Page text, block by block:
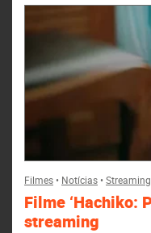
Filmes• Notícias•Streaming
Filme ‘Hachiko:
streaming